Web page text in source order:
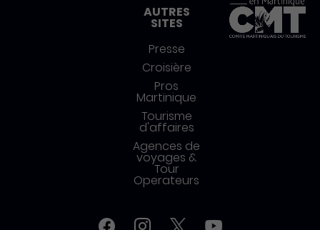
AUTRES
SITES
Presse
Croisière
Pros
Martinique
Tourisme
d'affaires
Agences de
voyages &
Tour
Operateurs